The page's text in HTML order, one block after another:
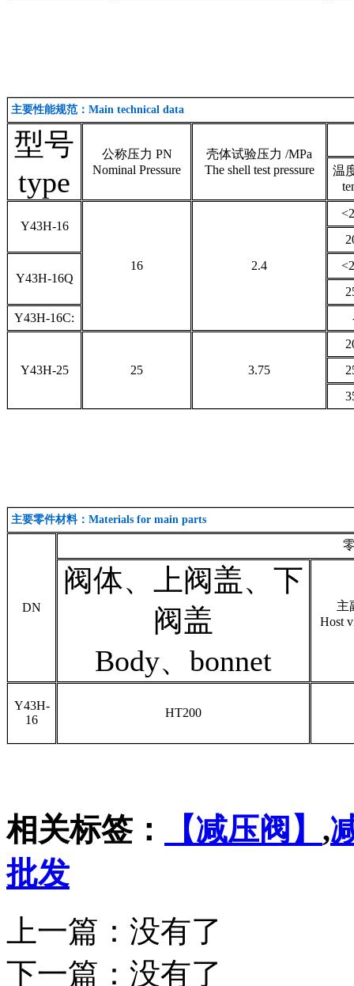
主要性能规范：Main technical data
型号
type
公称压力 PN
Nominal Pressure
壳体试验压力 /MPa
The shell test pressure
温
Y43H-16
16 2.4
Y43H-16Q
Y43H-16C:
Y43H-25 25 3.75
主要零件材料：Materials for main parts
DN
阀体、上阀盖、下
阀盖
Body、bonnet
主
Host
Y43H-
16
HT200
相关标签： 【减压阀】 ,
批发
上一篇：没有了
下一篇： 没有了